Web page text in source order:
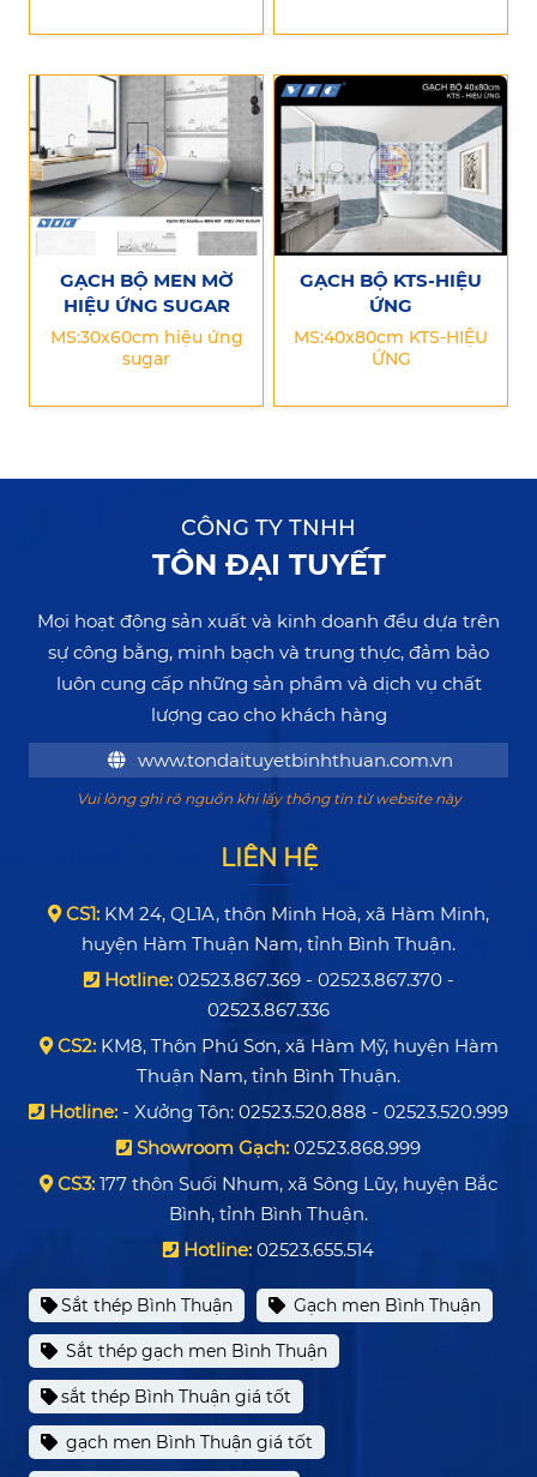
GẠCH BỘ MEN MỜ
HIỆU ỨNG SUGAR
MS:30x60cm hiệu ứng
sugar
GẠCH BỘ KTS-HIỆU
ỨNG
MS:40x80cm KTS-HIỆU
ỨNG
CÔNG TY TNHH
TÔN ĐẠI TUYẾT
Mọi hoạt động sản xuất và kinh doanh đều dựa trên
sự công bằng, minh bạch và trung thực, đảm bảo
luôn cung cấp những sản phẩm và dịch vụ chất
lượng cao cho khách hàng
www.tondaituyetbinhthuan.com.vn
Vui lòng ghi rõ nguồn khi lấy thông tin từ website này
LIÊN HỆ
CS1: KM 24, QL1A, thôn Minh Hoà, xã Hàm Minh,
huyện Hàm Thuận Nam, tỉnh Bình Thuận.
Hotline:02523.867.369 - 02523.867.370 -
02523.867.336
CS2:KM8, Thôn Phú Sơn, xã Hàm Mỹ, huyện Hàm
Thuận Nam, tỉnh Bình Thuận.
Hotline: - Xưởng Tôn: 02523.520.888 - 02523.520.999
Showroom Gạch: 02523.868.999
CS3: 177 thôn Suối Nhum, xã Sông Lũy, huyện Bắc
Bình, tỉnh Bình Thuận.
Hotline: 02523.655.514
Sắt thép Bình Thuận Gạch men Bình Thuận
Sắt thép gạch men Bình Thuận
sắt thép Bình Thuận giá tốt
gạch men Bình Thuận giá tốt